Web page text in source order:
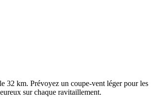
32 km. Prévoyez un coupe-vent léger pour les
sur chaque ravitaillement.